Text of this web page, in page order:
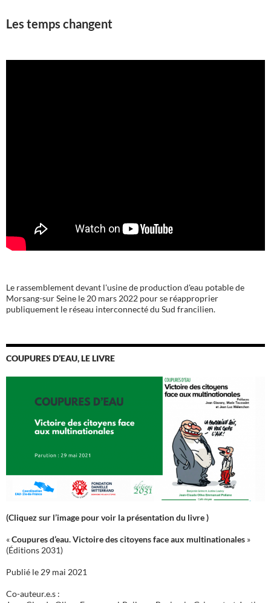
Les temps changent
Le rassemblement devant l'usine de production d'eau potable de
Morsang-sur Seine le 20 mars 2022 pour se réapproprier
publiquement le réseau interconnecté du Sud francilien.
COUPURES D’EAU, LE LIVRE
(Cliquez sur l’image pour voir la présentation du livre )
«Coupures d’eau. Victoire des citoyens face aux multinationales »
(Éditions 2031)
Publié le 29 mai 2021
Co-auteur.e.s :